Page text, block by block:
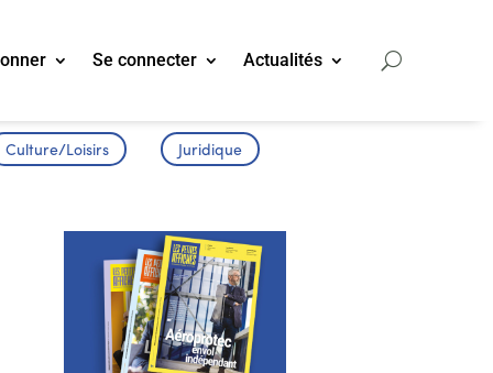
Se connecter Actualités
Culture/Loisirs Juridique